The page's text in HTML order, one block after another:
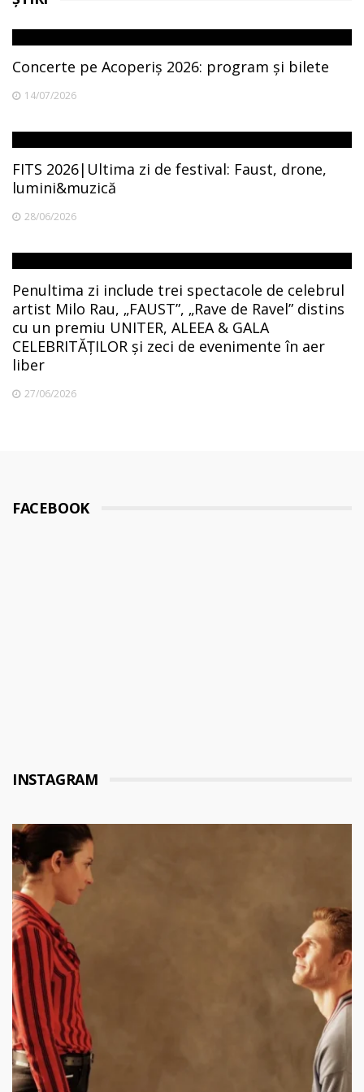
Concerte pe Acoperiș 2026: program și bilete
14/07/2026
FITS 2026|Ultima zi de festival: Faust, drone,
lumini&muzică
28/06/2026
Penultima zi include trei spectacole de celebrul
artist Milo Rau, „FAUST”, „Rave de Ravel” distins
cu un premiu UNITER, ALEEA & GALA
CELEBRITĂȚILOR și zeci de evenimente în aer
liber
27/06/2026
FACEBOOK
INSTAGRAM